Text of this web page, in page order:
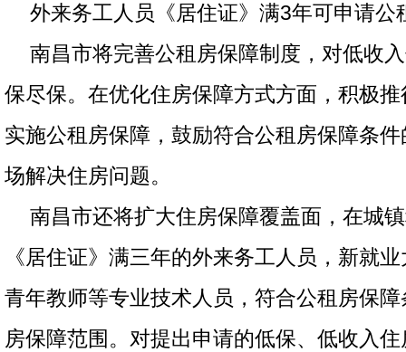
外来务工人员《居住证》满3年可申请公
南昌市将完善公租房保障制度，对低收
保尽保。在优化住房保障方式方面，积极
实施公租房保障，鼓励符合公租房保障条
场解决住房问题。
南昌市还将扩大住房保障覆盖面，在城
《居住证》满三年的外来务工人员，新就
青年教师等专业技术人员，符合公租房保
房保障范围。对提出申请的低保、低收入